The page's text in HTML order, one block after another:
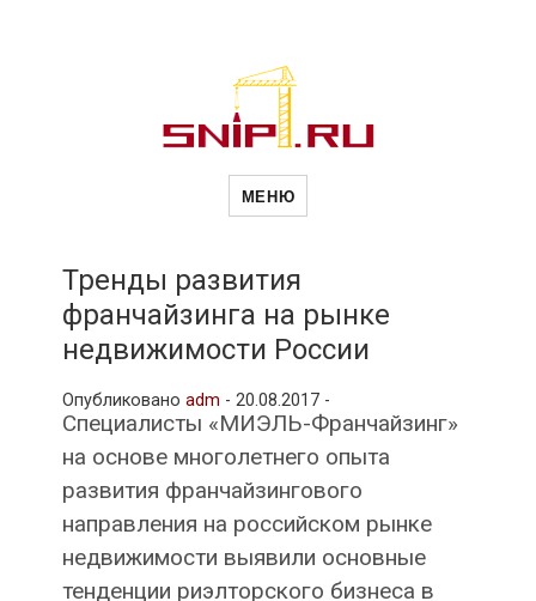
Новости
и
МЕНЮ
Тренды развития
франчайзинга на рынке
недвижимости России
Опубликовано adm - 20.08.2017 -
Специалисты «МИЭЛЬ-Франчайзинг»
на основе многолетнего опыта
развития франчайзингового
направления на российском рынке
недвижимости выявили основные
тенденции риэлторского бизнеса в